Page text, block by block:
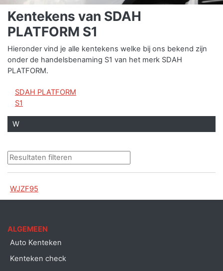
Kentekens van SDAH
PLATFORM S1
Hieronder vind je alle kentekens welke bij ons bekend zijn
onder de handelsbenaming S1 van het merk SDAH
PLATFORM.
SDAH PLATFORM
S1
W
WJZF95
ALGEMEEN
Auto Kenteken
Kenteken check